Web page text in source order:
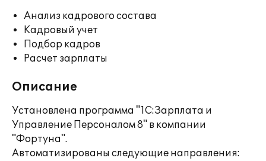
Анализ кадрового состава
Кадровый учет
Подбор кадров
Расчет зарплаты
Описание
Установлена программа "1С:Зарплата и
Управление Персоналом 8" в компании
"Фортуна".
Автоматизированы следующие направления: